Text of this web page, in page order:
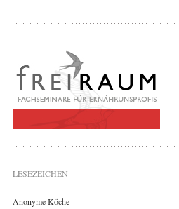
LESEZEICHEN
Anonyme Köche